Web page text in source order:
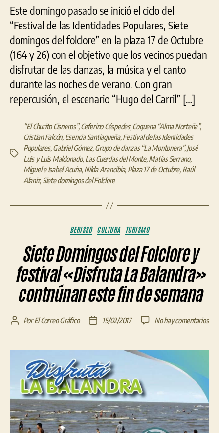
Este domingo pasado se inició el ciclo del
“Festival de las Identidades Populares, Siete
domingos del folclore” en la plaza 17 de Octubre
(164 y 26) con el objetivo que los vecinos puedan
disfrutar de las danzas, la música y el canto
durante las noches de verano. Con gran
repercusión, el escenario “Hugo del Carril” […]
Etiquetas
“El Churito Cisneros”,Ceferino Céspedes,Coquena “Alma Norteña”,
Cristian Falcón, Esencia Santiagueña,Festival de las Identidades
Populares,Gabriel Gómez,Grupo de danzas “La Montonera”,José
Luis y Luis Maldonado,Las Cuerdas del Monte,Matías Serrano,
Miguel e Isabel Acuña,Nilda Arancibia, Plaza 17 de Octubre, Raúl
Alaniz, Siete domingos del Folclore
Categorías
BERISSO CULTURA TURISMO
Siete Domingos del Folclore y
festival «Disfruta La Balandra»
contnúnan este fin de semana
Autor
entrada
PorEl Correo Gráfico
Fecha
entrada
15/02/2017 No hay comentariosen
del
La